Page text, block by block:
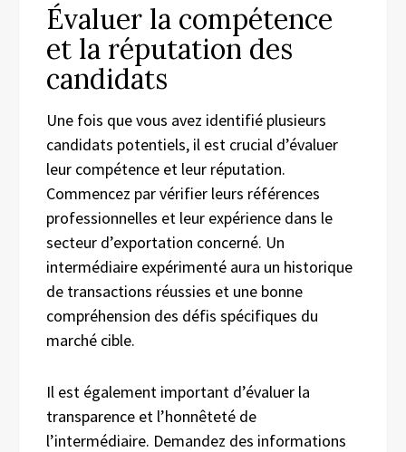
Évaluer la compétence
et la réputation des
candidats
Une fois que vous avez identifié plusieurs
candidats potentiels, il est crucial d’évaluer
leur compétence et leur réputation.
Commencez par vérifier leurs références
professionnelles et leur expérience dans le
secteur d’exportation concerné. Un
intermédiaire expérimenté aura un historique
de transactions réussies et une bonne
compréhension des défis spécifiques du
marché cible.
Il est également important d’évaluer la
transparence et l’honnêteté de
l’intermédiaire. Demandez des informations